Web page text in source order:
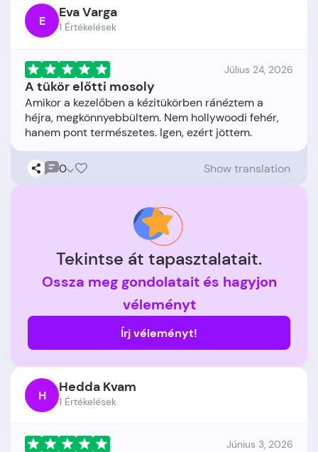
E Eva Varga
1 Értékelések
Július 24, 2026
A tükör előtti mosoly
Amikor a kezelőben a kézitükörben ránéztem a
héjra, megkönnyebbültem. Nem hollywoodi fehér,
0 Show translation
Tekintse át tapasztalatait.
Ossza meg gondolatait és hagyjon
véleményt
Írj véleményt!
H Hedda Kvam
1 Értékelések
Június 3, 2026